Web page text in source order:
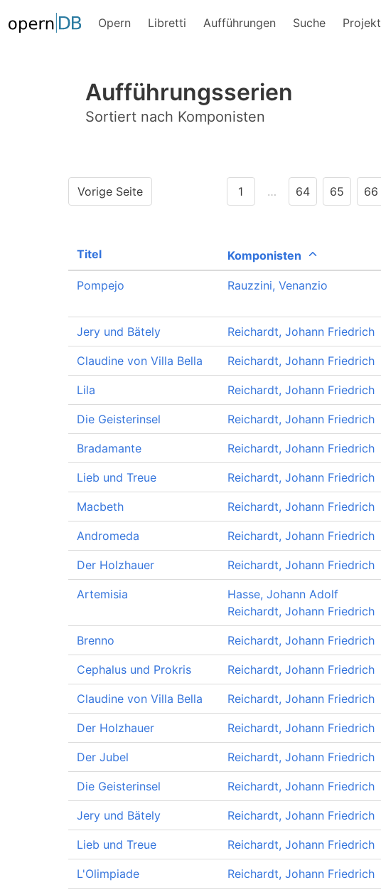
Opern Libretti Aufführungen Suche Projekt
Aufführungsserien
Sortiert nach Komponisten
Vorige Seite 1 … 64 65 66
Titel Komponisten
Pompejo Rauzzini, Venanzio
Jery und Bätely Reichardt, Johann Friedrich
Claudine von Villa Bella Reichardt, Johann Friedrich
Lila Reichardt, Johann Friedrich
Die Geisterinsel Reichardt, Johann Friedrich
Bradamante Reichardt, Johann Friedrich
Lieb und Treue Reichardt, Johann Friedrich
Macbeth Reichardt, Johann Friedrich
Andromeda Reichardt, Johann Friedrich
Der Holzhauer Reichardt, Johann Friedrich
Artemisia
Hasse, Johann Adolf
Reichardt, Johann Friedrich
Brenno Reichardt, Johann Friedrich
Cephalus und Prokris Reichardt, Johann Friedrich
Claudine von Villa Bella Reichardt, Johann Friedrich
Der Holzhauer Reichardt, Johann Friedrich
Der Jubel Reichardt, Johann Friedrich
Die Geisterinsel Reichardt, Johann Friedrich
Jery und Bätely Reichardt, Johann Friedrich
Lieb und Treue Reichardt, Johann Friedrich
L'Olimpiade Reichardt, Johann Friedrich